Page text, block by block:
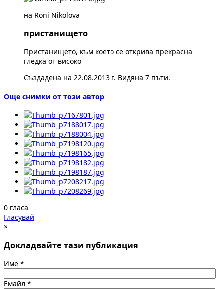
на Roni Nikolova
пристанището
Пристанището, към което се открива прекрасна
гледка от високо
Създадена на 22.08.2013 г. Видяна 7 пъти.
Още снимки от този автор
0 гласа
Гласувай
×
Докладвайте тази публикация
Име *
Емайл *